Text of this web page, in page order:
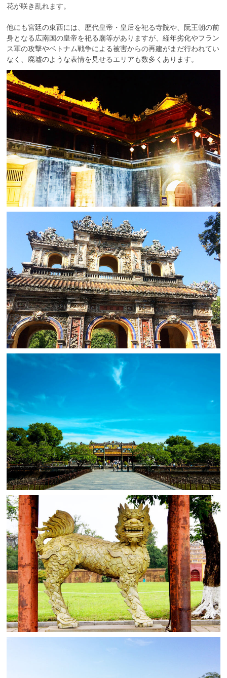
花が咲き乱れます。
他にも宮廷の東西には、歴代皇帝・皇后を祀る寺院や、阮王朝の前
身となる広南国の皇帝を祀る廟等がありますが、経年劣化やフラン
ス軍の攻撃やベトナム戦争による被害からの再建がまだ行われてい
なく、廃墟のような表情を見せるエリアも数多くあります。